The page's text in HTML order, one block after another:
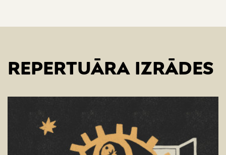
REPERTUĀRA IZRĀDES